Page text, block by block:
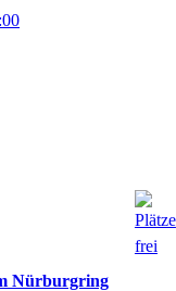
Nürburgring